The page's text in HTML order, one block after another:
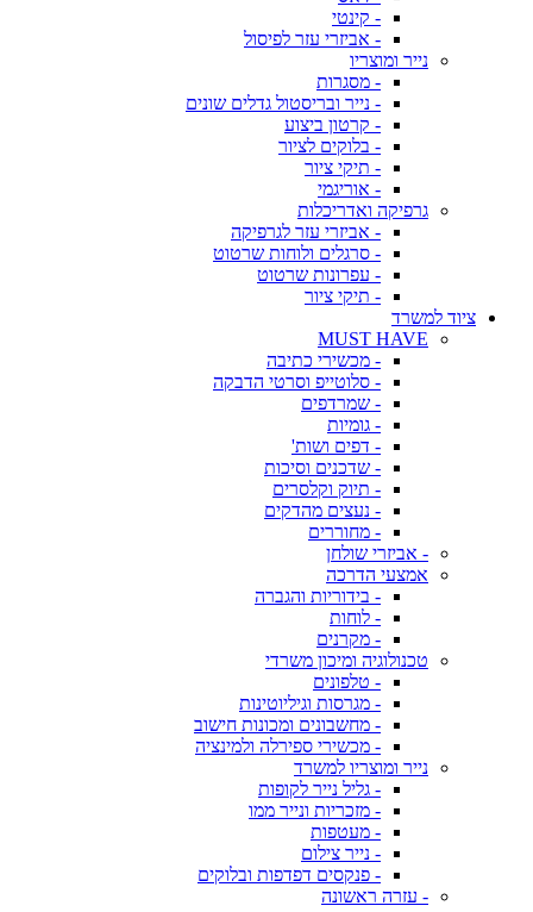
- קינטי
- אביזרי עזר לפיסול
נייר ומוצריו
- מסגרות
- נייר ובריסטול גדלים שונים
- קרטון ביצוע
- בלוקים לציור
- תיקי ציור
- אוריגמי
גרפיקה ואדריכלות
- אביזרי עזר לגרפיקה
- סרגלים ולוחות שרטוט
- עפרונות שרטוט
- תיקי ציור
ציוד למשרד
MUST HAVE
- מכשירי כתיבה
- סלוטייפ וסרטי הדבקה
- שמרדפים
- גומיות
- דפים ושות'
- שדכנים וסיכות
- תיוק וקלסרים
- נעצים מהדקים
- מחוררים
- אביזרי שולחן
אמצעי הדרכה
- בידוריות והגברה
- לוחות
- מקרנים
טכנולוגיה ומיכון משרדי
- טלפונים
- מגרסות וגיליוטינות
- מחשבונים ומכונות חישוב
- מכשירי ספירלה ולמינציה
נייר ומוצריו למשרד
- גליל נייר לקופות
- מזכריות ונייר ממו
- מעטפות
- נייר צילום
- פנקסים דפדפות ובלוקים
- עזרה ראשונה